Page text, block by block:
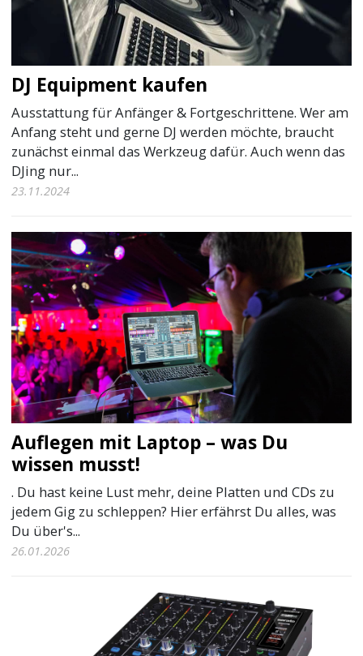
DJ Equipment kaufen
Ausstattung für Anfänger & Fortgeschrittene. Wer am
Anfang steht und gerne DJ werden möchte, braucht
zunächst einmal das Werkzeug dafür. Auch wenn das
DJing nur...
23.11.2024
Auflegen mit Laptop – was Du
wissen musst!
. Du hast keine Lust mehr, deine Platten und CDs zu
jedem Gig zu schleppen? Hier erfährst Du alles, was
Du über's...
26.01.2026